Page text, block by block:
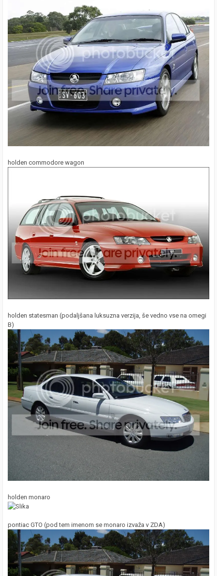
holden commodore wagon
holden statesman (podaljšana luksuzna verzija, še vedno vse na omegi
B)
holden monaro
pontiac GTO (pod tem imenom se monaro izvaža v ZDA)